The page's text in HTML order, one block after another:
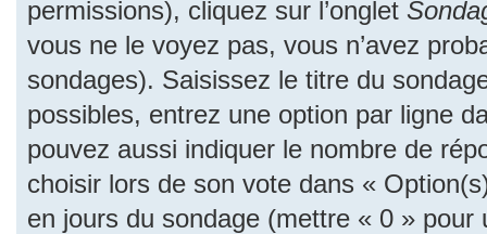
permissions), cliquez sur l’onglet
vous ne le voyez pas, vous n’avez
sondages). Saisissez le titre du
possibles, entrez une option par ligne
pouvez aussi indiquer le nombre de
choisir lors de son vote dans «
en jours du sondage (mettre « 0 » pour